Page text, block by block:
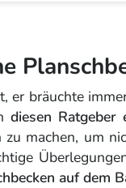
er bräuchte
diesen Ratgeber
zu machen, um
auf dem